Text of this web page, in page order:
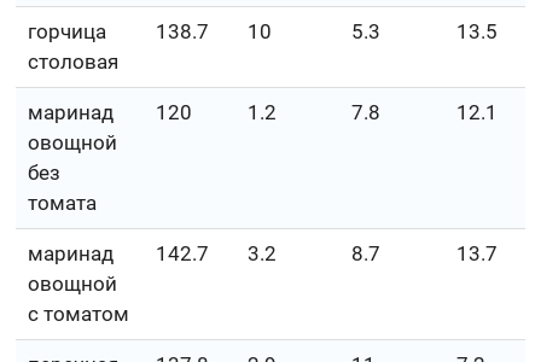
горчица
столовая
138.7 10 5.3 13.5
маринад
овощной
без
томата
120 1.2 7.8 12.1
маринад
овощной
с томатом
142.7 3.2 8.7 13.7